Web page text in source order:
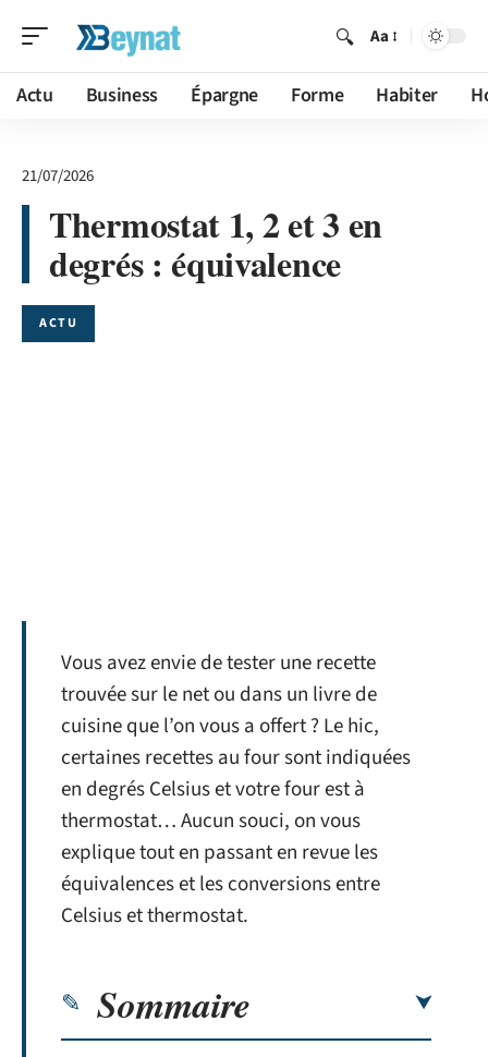
Aa
Actu Business Épargne Forme Habiter
21/07/2026
Thermostat 1, 2 et 3 en
degrés : équivalence
ACTU
Vous avez envie de tester une recette
trouvée sur le net ou dans un livre de
cuisine que l’on vous a offert ? Le hic,
certaines recettes au four sont indiquées
en degrés Celsius et votre four est à
thermostat… Aucun souci, on vous
explique tout en passant en revue les
équivalences et les conversions entre
Celsius et thermostat.
Sommaire